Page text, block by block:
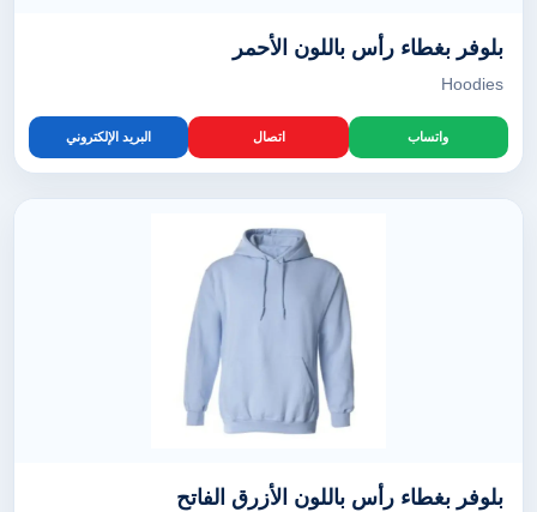
بلوفر بغطاء رأس باللون الأحمر
Hoodies
واتساب اتصال البريد الإلكتروني
بلوفر بغطاء رأس باللون الأزرق الفاتح